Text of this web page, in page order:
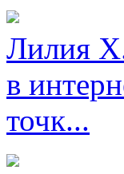
Лилия
в
точк...